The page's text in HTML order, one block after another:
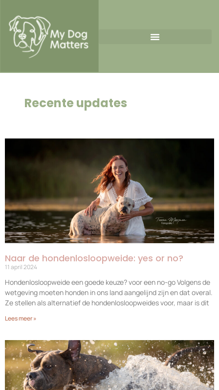
Recente updates
Naar de hondenlosloopweide: yes or no?
11 april 2024
Hondenlosloopweide een goede keuze? voor een no-go Volgens de
wetgeving moeten honden in ons land aangelijnd zijn en dat overal.
Ze stellen als alternatief de hondenlosloopweides voor, maar is dit
Lees meer »